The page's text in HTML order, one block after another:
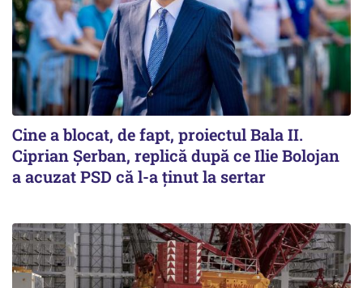
Cine a blocat, de fapt, proiectul Bala II.
Ciprian Șerban, replică după ce Ilie Bolojan
a acuzat PSD că l-a ținut la sertar